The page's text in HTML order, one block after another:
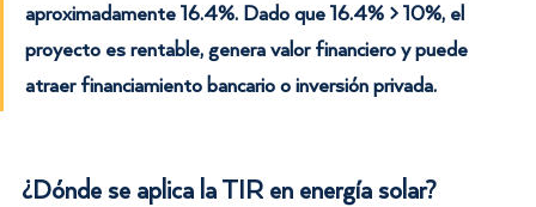
aproximadamente 16.4%. Dado que 16.4% > 10%, el
proyecto es rentable, genera valor financiero y puede
atraer financiamiento bancario o inversión privada.
¿Dónde se aplica la TIR en energía solar?